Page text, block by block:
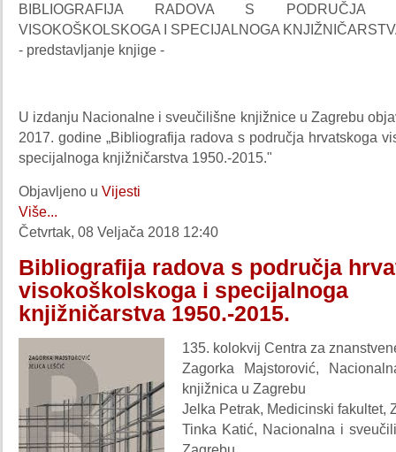
BIBLIOGRAFIJA RADOVA S PODRUČJA
VISOKOŠKOLSKOGA I SPECIJALNOGA
- predstavljanje knjige -
U izdanju Nacionalne i sveučilišne knjižnice u Zagrebu
2017. godine „Bibliografija radova s područja hrvatskoga
specijalnoga knjižničarstva 1950.-2015."
Objavljeno u Vijesti
Više...
Četvrtak, 08 Veljača 2018 12:40
Bibliografija radova s područja
visokoškolskoga i specijalnoga
knjižničarstva 1950.-2015.
135. kolokvij Centra za
Zagorka Majstorović,
knjižnica u Zagrebu
Jelka Petrak, Medicinski fakultet,
Tinka Katić, Nacionalna i